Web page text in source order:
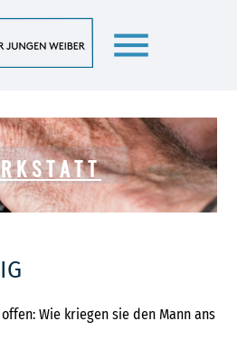
menu
Wie kriegen sie den Mann ans